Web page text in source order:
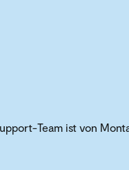
Team ist von